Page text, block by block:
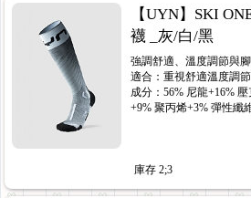
【UYN】SKI
襪 _灰/白/黑
強調舒適、溫度調節與
適合：重視舒適溫度調
成分：56% 尼龍+16%
+9% 聚丙烯+3% 彈性纖
庫存 2;3